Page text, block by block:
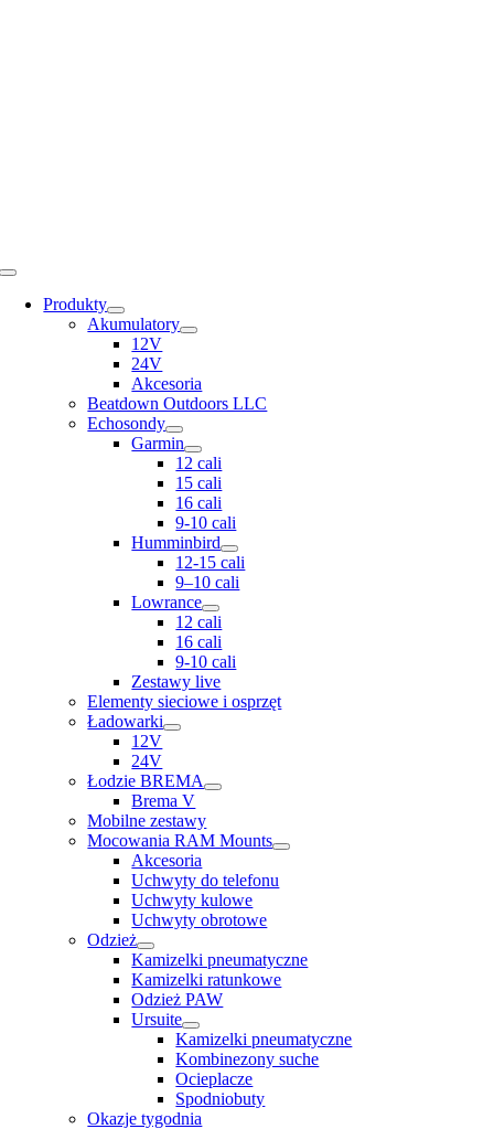
Toggle
NavigationProdukty
Akumulatory
12V
24V
Akcesoria
Beatdown Outdoors LLC
Echosondy
Garmin
12 cali
15 cali
16 cali
9-10 cali
Humminbird
12-15 cali
9–10 cali
Lowrance
12 cali
16 cali
9-10 cali
Zestawy live
Elementy sieciowe i osprzęt
Ładowarki
12V
24V
Łodzie BREMA
Brema V
Mobilne zestawy
Mocowania RAM Mounts
Akcesoria
Uchwyty do telefonu
Uchwyty kulowe
Uchwyty obrotowe
Odzież
Kamizelki pneumatyczne
Kamizelki ratunkowe
Odzież PAW
Ursuite
Kamizelki pneumatyczne
Kombinezony suche
Ocieplacze
Spodniobuty
Okazje tygodnia